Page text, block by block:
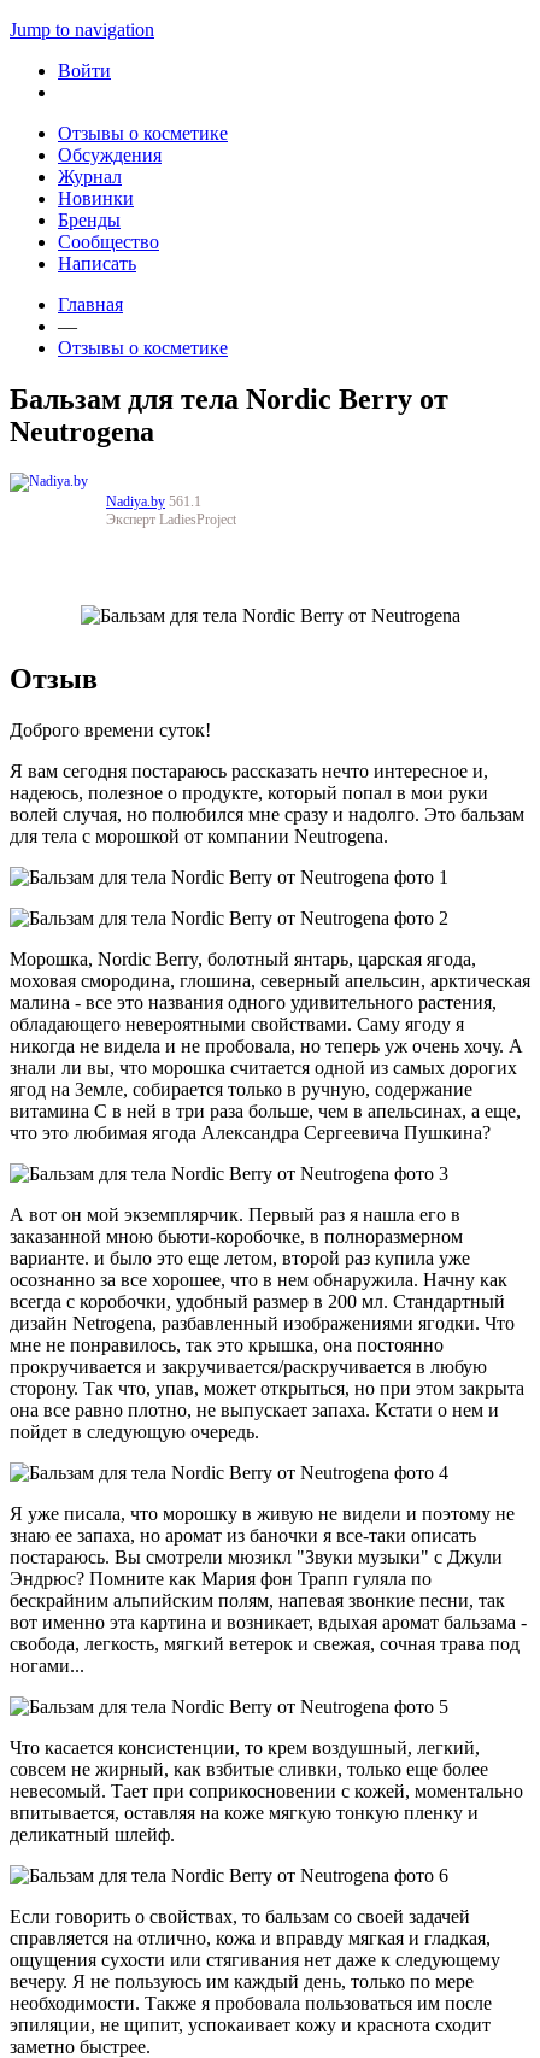
Jump to navigation
Войти
Отзывы о косметике
Обсуждения
Журнал
Новинки
Бренды
Сообщество
Написать
Главная
—
Отзывы о косметике
Бальзам для тела Nordic Berry от
Neutrogena
Nadiya.by 561.1
Эксперт LadiesProject
Отзыв
Доброго времени суток!
Я вам сегодня постараюсь рассказать нечто интересное и,
надеюсь, полезное о продукте, который попал в мои руки
волей случая, но полюбился мне сразу и надолго. Это бальзам
для тела с морошкой от компании Neutrogena.
Морошка, Nordic Berry, болотный янтарь, царская ягода,
моховая смородина, глошина, северный апельсин, арктическая
малина - все это названия одного удивительного растения,
обладающего невероятными свойствами. Саму ягоду я
никогда не видела и не пробовала, но теперь уж очень хочу. А
знали ли вы, что морошка считается одной из самых дорогих
ягод на Земле, собирается только в ручную, содержание
витамина С в ней в три раза больше, чем в апельсинах, а еще,
что это любимая ягода Александра Сергеевича Пушкина?
А вот он мой экземплярчик. Первый раз я нашла его в
заказанной мною бьюти-коробочке, в полноразмерном
варианте. и было это еще летом, второй раз купила уже
осознанно за все хорошее, что в нем обнаружила. Начну как
всегда с коробочки, удобный размер в 200 мл. Стандартный
дизайн Netrogena, разбавленный изображениями ягодки. Что
мне не понравилось, так это крышка, она постоянно
прокручивается и закручивается/раскручивается в любую
сторону. Так что, упав, может открыться, но при этом закрыта
она все равно плотно, не выпускает запаха. Кстати о нем и
пойдет в следующую очередь.
Я уже писала, что морошку в живую не видели и поэтому не
знаю ее запаха, но аромат из баночки я все-таки описать
постараюсь. Вы смотрели мюзикл "Звуки музыки" с Джули
Эндрюс? Помните как Мария фон Трапп гуляла по
бескрайним альпийским полям, напевая звонкие песни, так
вот именно эта картина и возникает, вдыхая аромат бальзама -
свобода, легкость, мягкий ветерок и свежая, сочная трава под
ногами...
Что касается консистенции, то крем воздушный, легкий,
совсем не жирный, как взбитые сливки, только еще более
невесомый. Тает при соприкосновении с кожей, моментально
впитывается, оставляя на коже мягкую тонкую пленку и
деликатный шлейф.
Если говорить о свойствах, то бальзам со своей задачей
справляется на отлично, кожа и вправду мягкая и гладкая,
ощущения сухости или стягивания нет даже к следующему
вечеру. Я не пользуюсь им каждый день, только по мере
необходимости. Также я пробовала пользоваться им после
эпиляции, не щипит, успокаивает кожу и краснота сходит
заметно быстрее.